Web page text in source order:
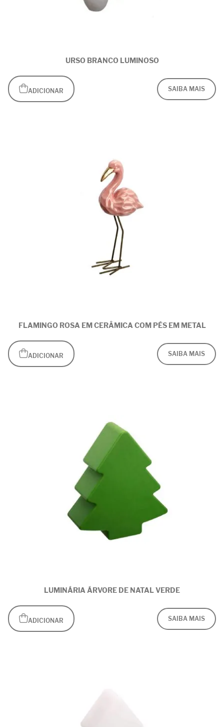
URSO BRANCO LUMINOSO
ADICIONAR SAIBA MAIS
FLAMINGO ROSA EM CERÂMICA COM PÉS EM METAL
ADICIONAR SAIBA MAIS
LUMINÁRIA ÁRVORE DE NATAL VERDE
ADICIONAR SAIBA MAIS